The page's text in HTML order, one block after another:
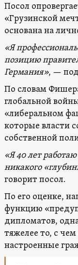
Посол
«Грузинской
основана на
«Я
позицию
Германия», —
По словам
глобальной
«либеральном
которые власти
собственной
«Я 40 лет
никакого
говорит посол.
По его оценке,
функцию
дипломатов,
тяжелее то, с
настроенные